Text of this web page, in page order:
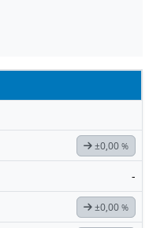
±0,00 %
-
±0,00 %